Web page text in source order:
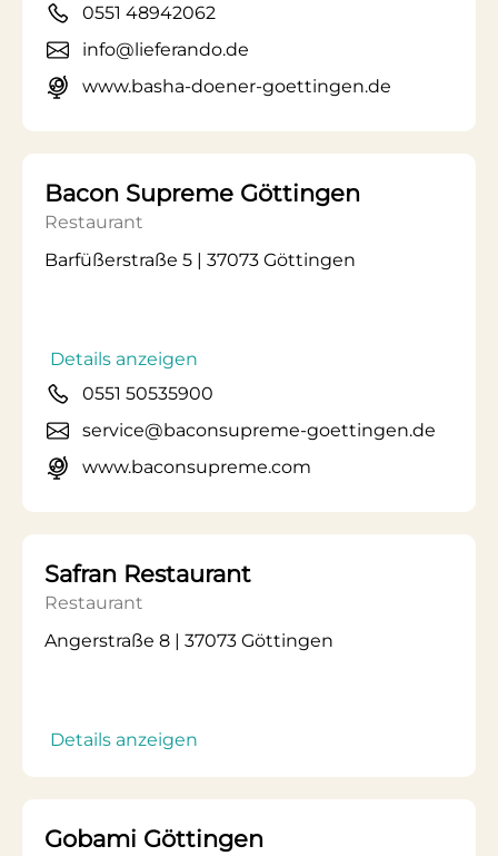
0551 48942062
info@lieferando.de
www.basha-doener-goettingen.de
Bacon Supreme Göttingen
Restaurant
Barfüßerstraße 5 | 37073 Göttingen
Details anzeigen
0551 50535900
service@baconsupreme-goettingen.de
www.baconsupreme.com
Safran Restaurant
Restaurant
Angerstraße 8 | 37073 Göttingen
Details anzeigen
Gobami Göttingen